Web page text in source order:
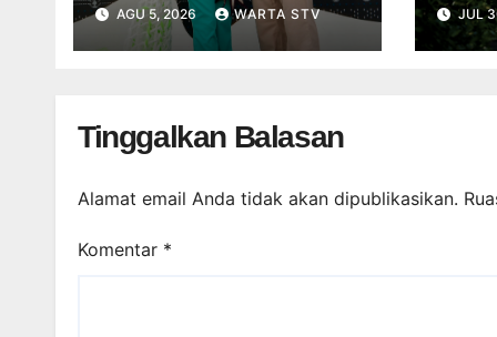
Jollene Ferischea di
IFW 2026
AGU 5, 2026 WARTA STV JUL
Tinggalkan Balasan
Alamat email Anda tidak akan dipublikasikan.
Komentar *